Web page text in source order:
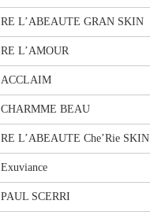
RE L’ABEAUTE GRAN SKIN
RE L’AMOUR
ACCLAIM
CHARMME BEAU
RE L’ABEAUTE Che’Rie SKIN
Exuviance
PAUL SCERRI